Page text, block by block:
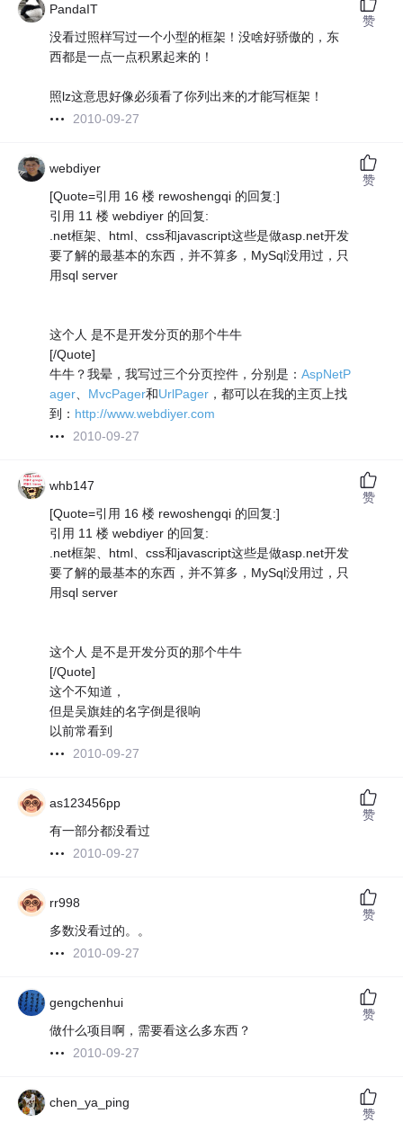
PandaIT
没看过照样写过一个小型的框架！没啥好骄傲的，东
西都是一点一点积累起来的！
照lz这意思好像必须看了你列出来的才能写框架！
2010-09-27
赞
webdiyer
[Quote=引用 16 楼 rewoshengqi 的回复:]
引用 11 楼 webdiyer 的回复:
.net框架、html、css和javascript这些是做asp.net开发
要了解的最基本的东西，并不算多，MySql没用过，只
用sql server
这个人 是不是开发分页的那个牛牛
[/Quote]
牛牛？我晕，我写过三个分页控件，分别是：AspNetP
ager、 MvcPager和UrlPager ，都可以在我的主页上找
到： http://www.webdiyer.com
2010-09-27
赞
whb147
[Quote=引用 16 楼 rewoshengqi 的回复:]
引用 11 楼 webdiyer 的回复:
.net框架、html、css和javascript这些是做asp.net开发
要了解的最基本的东西，并不算多，MySql没用过，只
用sql server
这个人 是不是开发分页的那个牛牛
[/Quote]
这个不知道，
但是吴旗娃的名字倒是很响
以前常看到
2010-09-27
赞
as123456pp
有一部分都没看过
2010-09-27
赞
rr998
多数没看过的。。
2010-09-27
赞
gengchenhui
做什么项目啊，需要看这么多东西？
2010-09-27
赞
chen_ya_ping
赞